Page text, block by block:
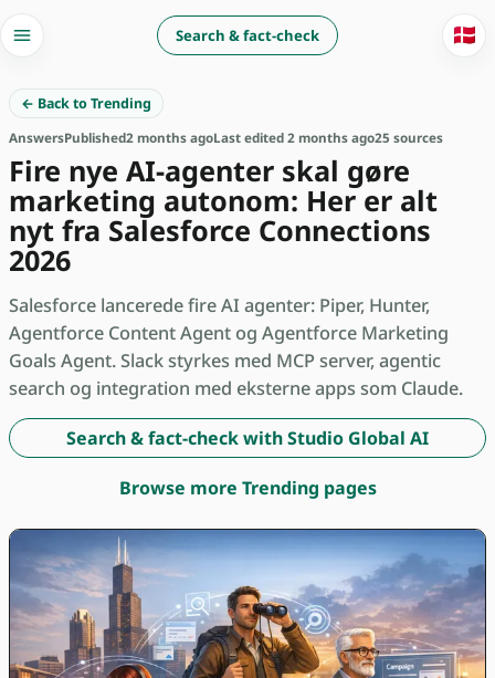
Search & fact-check 🇩🇰
← Back to Trending
AnswersPublished2 months agoLast edited 2 months ago25 sources
Fire nye AI-agenter skal gøre
marketing autonom: Her er alt
nyt fra Salesforce Connections
2026
Salesforce lancerede fire AI agenter: Piper, Hunter,
Agentforce Content Agent og Agentforce Marketing
Goals Agent. Slack styrkes med MCP server, agentic
search og integration med eksterne apps som Claude.
Search & fact-check with Studio Global AI
Browse more Trending pages